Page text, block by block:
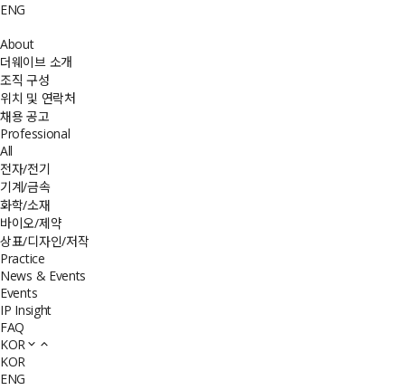
ENG
About
더웨이브 소개
조직 구성
위치 및 연락처
채용 공고
Professional
All
전자/전기
기계/금속
화학/소재
바이오/제약
상표/디자인/저작
Practice
News & Events
Events
IP Insight
FAQ
KOR
KOR
ENG